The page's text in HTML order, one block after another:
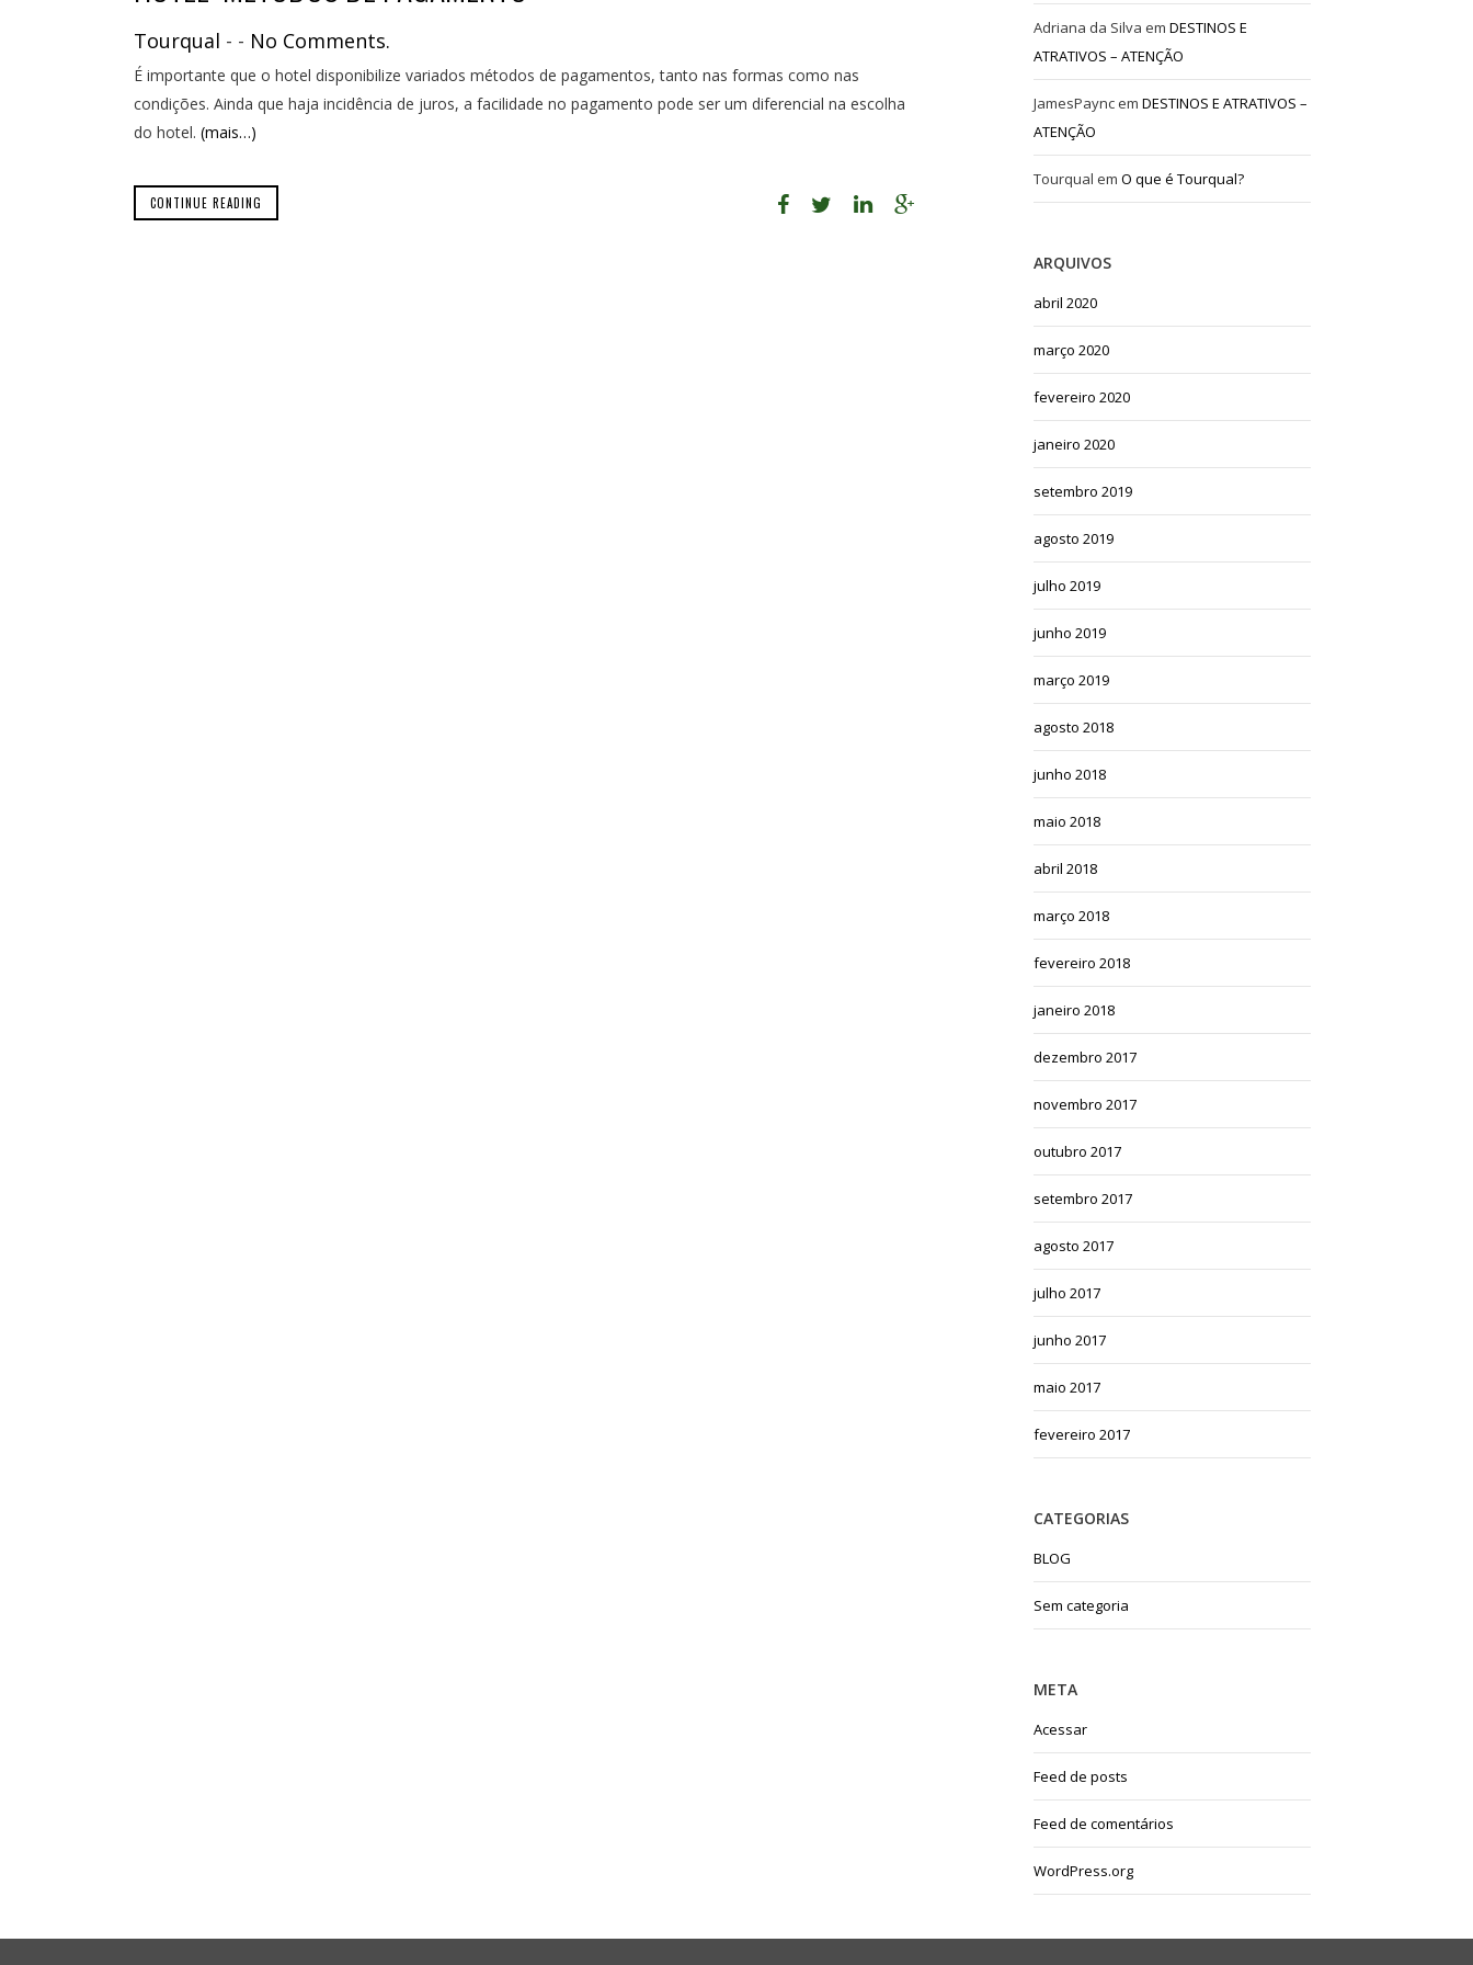
Tourqual - - No Comments.
É importante que o hotel disponibilize variados métodos de pagamentos, tanto nas formas como nas
condições. Ainda que haja incidência de juros, a facilidade no pagamento pode ser um diferencial na escolha
do hotel. (mais…)
CONTINUE READING
Adriana da Silva emDESTINOS E
ATRATIVOS – ATENÇÃO
JamesPaync emDESTINOS E ATRATIVOS –
ATENÇÃO
Tourqual emO que é Tourqual?
ARQUIVOS
abril 2020
março 2020
fevereiro 2020
janeiro 2020
setembro 2019
agosto 2019
julho 2019
junho 2019
março 2019
agosto 2018
junho 2018
maio 2018
abril 2018
março 2018
fevereiro 2018
janeiro 2018
dezembro 2017
novembro 2017
outubro 2017
setembro 2017
agosto 2017
julho 2017
junho 2017
maio 2017
fevereiro 2017
CATEGORIAS
BLOG
Sem categoria
META
Acessar
Feed de posts
Feed de comentários
WordPress.org